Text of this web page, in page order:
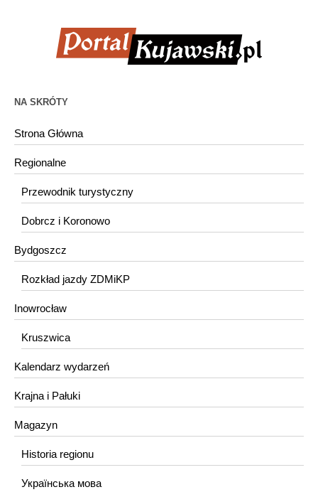
NA SKRÓTY
Strona Główna
Regionalne
Przewodnik turystyczny
Dobrcz i Koronowo
Bydgoszcz
Rozkład jazdy ZDMiKP
Inowrocław
Kruszwica
Kalendarz wydarzeń
Krajna i Pałuki
Magazyn
Historia regionu
Українська мова